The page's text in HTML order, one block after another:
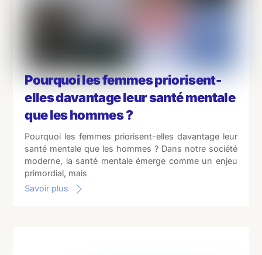
Pourquoi les femmes priorisent-
elles davantage leur santé mentale
que les hommes ?
Pourquoi les femmes priorisent-elles davantage leur
santé mentale que les hommes ? Dans notre société
moderne, la santé mentale émerge comme un enjeu
primordial, mais
Savoir plus